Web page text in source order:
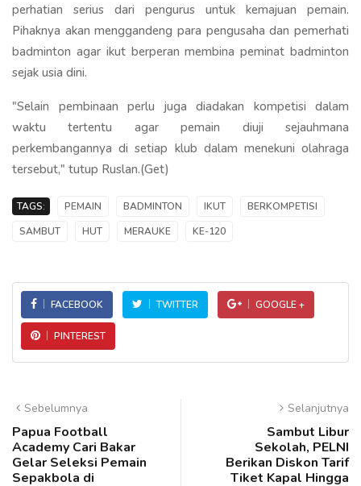
perhatian serius dari pengurus untuk kemajuan pemain.
Pihaknya akan menggandeng para pengusaha dan pemerhati
badminton agar ikut berperan membina peminat badminton
sejak usia dini.
"Selain pembinaan perlu juga diadakan kompetisi dalam
waktu tertentu agar pemain diuji sejauhmana
perkembangannya di setiap klub dalam menekuni olahraga
tersebut," tutup Ruslan.(Get)
TAGS: PEMAIN BADMINTON IKUT
BERKOMPETISI
SAMBUT
HUT MERAUKE KE-120
FACEBOOK TWITTER GOOGLE +
PINTEREST
Sebelumnya
Papua Football
Academy Cari Bakar
Gelar Seleksi Pemain
Sepakbola di
Selanjutnya
Sambut Libur
Sekolah, PELNI
Berikan Diskon Tarif
Tiket Kapal Hingga